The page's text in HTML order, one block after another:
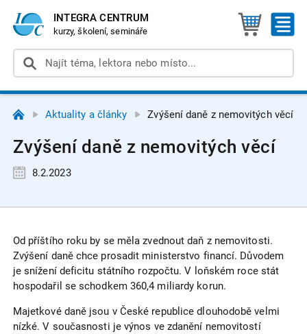
INTEGRA CENTRUM
kurzy, školení, semináře
Aktuality a články Zvýšení daně z nemovitých věcí
Zvýšení daně z nemovitých věcí
8.2.2023
Od příštího roku by se měla zvednout daň z nemovitosti.
Zvýšení daně chce prosadit ministerstvo financí. Důvodem
je snížení deficitu státního rozpočtu. V loňském roce stát
hospodařil se schodkem 360,4 miliardy korun.
Majetkové daně jsou v České republice dlouhodobě velmi
nízké. V současnosti je výnos ve zdanění nemovitostí